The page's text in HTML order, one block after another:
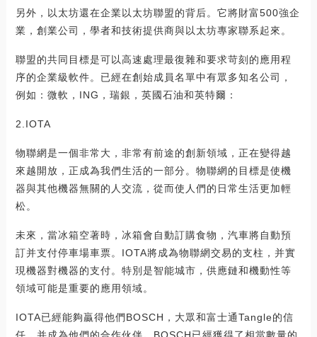
另外，以太坊還在企業以太坊聯盟的背后。它將財富500強企
業，創業公司，學者和技術提供商與以太坊專家聯系起來。
聯盟的共同目標是可以高速處理最復雜和要求苛刻的應用程
序的企業級軟件。已經在創始成員名單中有眾多知名公司，
例如：微軟，ING，瑞銀，英國石油和英特爾：
2.IOTA
物聯網是一個非常大，非常有前途的創新領域，正在變得越
來越開放，正成為我們生活的一部分。物聯網的目標是使機
器與其他機器無關的人交流，從而使人們的日常生活更加輕
松。
未來，當冰箱空著時，冰箱會自動訂購食物，汽車將自動預
訂并支付停車場車票。IOTA將成為物聯網交易的支柱，并實
現機器對機器的支付。特別是智能城市，供應鏈和機動性等
領域可能是重要的應用領域。
IOTA已經能夠贏得他們BOSCH，大眾和富士通Tangle的信